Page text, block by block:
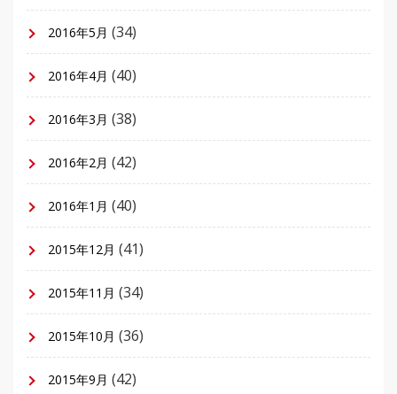
2016年5月 (34)
2016年4月 (40)
2016年3月 (38)
2016年2月 (42)
2016年1月 (40)
2015年12月 (41)
2015年11月 (34)
2015年10月 (36)
2015年9月 (42)